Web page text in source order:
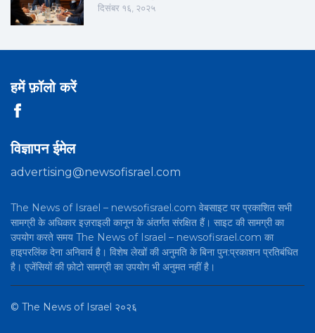
दिसंबर १६, २०२५
हमें फ़ॉलो करें
विज्ञापन ईमेल
advertising@newsofisrael.com
The News of Israel – newsofisrael.com वेबसाइट पर प्रकाशित सभी
सामग्री के अधिकार इज़राइली कानून के अंतर्गत संरक्षित हैं। साइट की सामग्री का
उपयोग करते समय The News of Israel – newsofisrael.com का
हाइपरलिंक देना अनिवार्य है। विशेष लेखों की अनुमति के बिना पुन:प्रकाशन प्रतिबंधित
है। एजेंसियों की फ़ोटो सामग्री का उपयोग भी अनुमत नहीं है।
© The News of Israel २०२६